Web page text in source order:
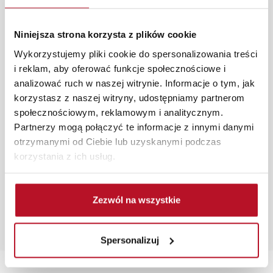
Niniejsza strona korzysta z plików cookie
Wykorzystujemy pliki cookie do spersonalizowania treści
i reklam, aby oferować funkcje społecznościowe i
analizować ruch w naszej witrynie. Informacje o tym, jak
korzystasz z naszej witryny, udostępniamy partnerom
społecznościowym, reklamowym i analitycznym.
Partnerzy mogą połączyć te informacje z innymi danymi
otrzymanymi od Ciebie lub uzyskanymi podczas
korzystania z ich usług.
Zezwól na wszystkie
Spersonalizuj
pomieszczenia wraz z wyceną. Każde zamówienie
złożone w sklepie stacjonarnym dostarczymy do 3 dni
roboczych na terenie całej Polski. W przypadku
zamówień internetowych czas dostawy wynosi do 5 dni
roboczych, również na terenie całego kraju. Wszystkie
zamówienia powyżej 1000 zł dostarczamy gratis
niezależnie od miejsca złożenia zamówienia.
Zdjęcia produktów mają charakter poglądowy.
Rzeczywiste kolory i struktura materiałów mogą różnić
Popularne wyszukania:
|lustra pokojowe